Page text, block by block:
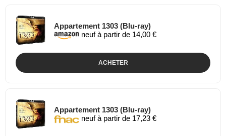
Appartement 1303 (Blu-ray)
neuf à partir de 14,00 €
ACHETER
Appartement 1303 (Blu-ray)
neuf à partir de 17,23 €